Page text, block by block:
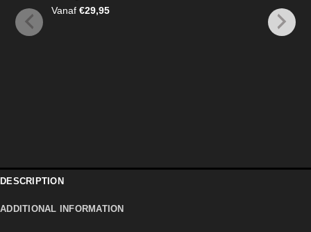
Vanaf €29,95
DESCRIPTION
ADDITIONAL INFORMATION